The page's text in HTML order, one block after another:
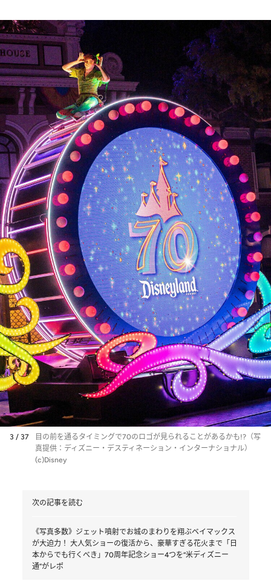
3 / 37
目の前を通るタイミングで70のロゴが見られることがあるかも!?（写
真提供：ディズニー・デスティネーション・インターナショナル）
(c)Disney
次の記事を読む
《写真多数》ジェット噴射でお城のまわりを翔ぶベイマックス
が大迫力！ 大人気ショーの復活から、豪華すぎる花火まで「日
本からでも行くべき」70周年記念ショー4つを“米ディズニー
通”がレポ